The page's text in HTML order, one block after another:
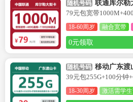
随机号码 联通库尔勒
79元包宽带
18-60周岁 融合宽带
0元领取
随机号码 移动广东渡
39元包255G+100分钟
18-30周岁 激活需学